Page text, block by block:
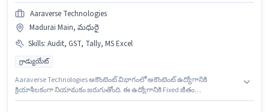
Aaraverse Technologies
Madurai Main, మధురై
Skills: Audit, GST, Tally, MS Excel
గ్రాడ్యుయేట్
Aaraverse Technologies అకౌంటెంట్ విభాగంలో అకౌంటెంట్ ఉద్యోగానికి
క్రియాశీలకంగా నియామకం జరుగుతోంది. ఈ ఉద్యోగానికి Fixed జీతం